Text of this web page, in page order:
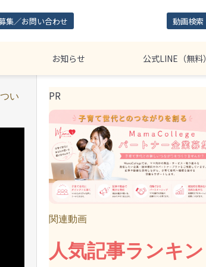
集／お問い合わせ 動画検索
お知らせ 公式LINE（無料）
い
PR
関連動画
人気記事ランキン